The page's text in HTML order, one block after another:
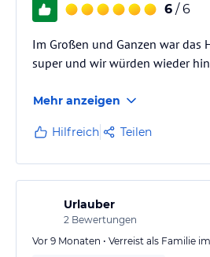
6 / 6
Im Großen und Ganzen war das
super und wir würden wieder
Mehr anzeigen
Hilfreich Teilen
Urlauber
2 Bewertungen
Vor 9 Monaten • Verreist als Familie